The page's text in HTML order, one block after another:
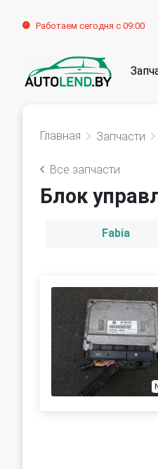
Работаем сегодня с 09:00
Главная Запчасти
Все запчасти
Блок
Fabia